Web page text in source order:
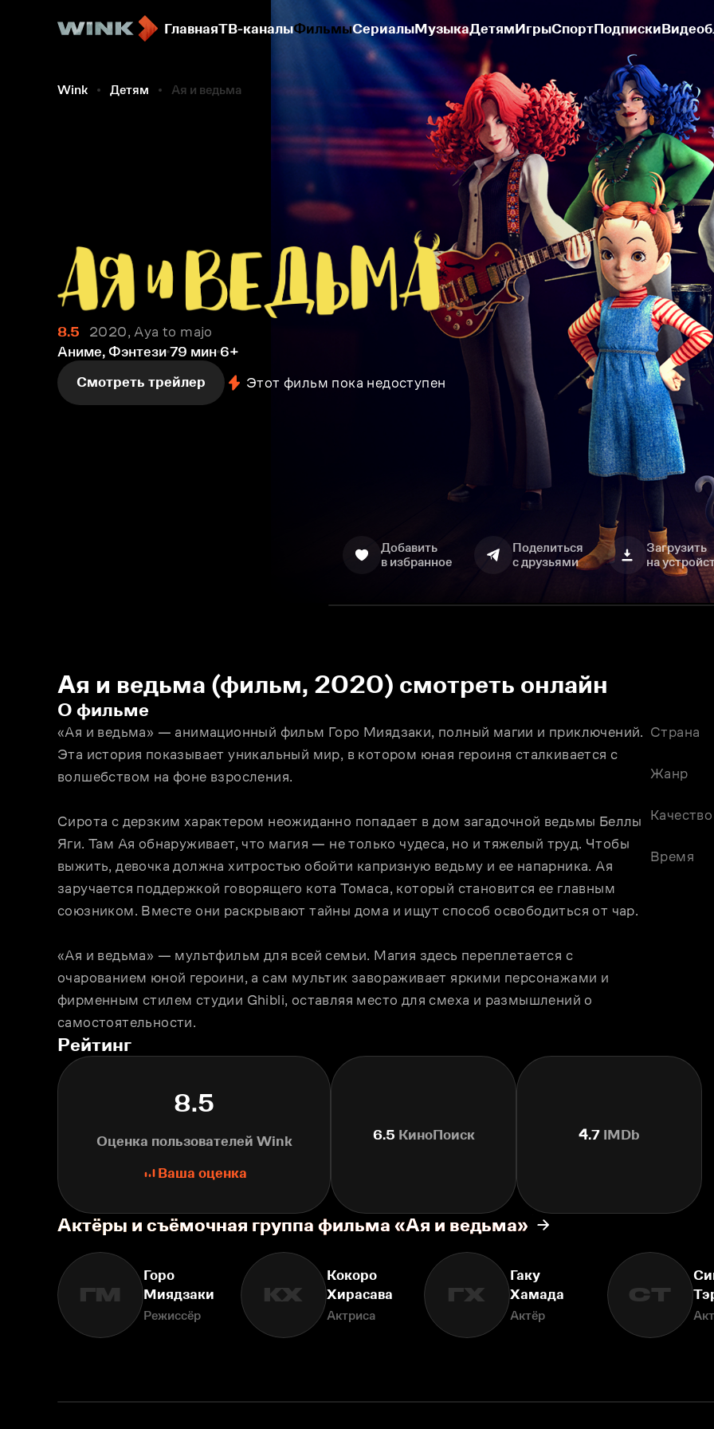
ГлавнаяТВ-каналыФильмыСериалыМузыкаДетямИгрыСпортПодписки
Wink Детям Ая и ведьма
8.5
2020, Aya to majo
Аниме, Фэнтези 79 мин 6+
Смотреть трейлер
Этот фильм пока недоступен
Добавить
в избранное
Поделиться
с друзьями
Загрузить
на
Ая и ведьма (фильм, 2020) смотреть онлайн
О фильме
«Ая и ведьма» — анимационный фильм Горо Миядзаки, полный магии и приключений.
Эта история показывает уникальный мир, в котором юная героиня сталкивается с
волшебством на фоне взросления.
Сирота с дерзким характером неожиданно попадает в дом загадочной ведьмы Беллы
Яги. Там Ая обнаруживает, что магия — не только чудеса, но и тяжелый труд. Чтобы
выжить, девочка должна хитростью обойти капризную ведьму и ее напарника. Ая
заручается поддержкой говорящего кота Томаса, который становится ее главным
союзником. Вместе они раскрывают тайны дома и ищут способ освободиться от чар.
«Ая и ведьма» — мультфильм для всей семьи. Магия здесь переплетается с
очарованием юной героини, а сам мультик завораживает яркими персонажами и
фирменным стилем студии Ghibli, оставляя место для смеха и размышлений о
самостоятельности.
Страна
Жанр
Качество
Время
Рейтинг
8.5
Оценка пользователей Wink
Ваша оценка
6.5 КиноПоиск 4.7IMDb
Актёры и съёмочная группа фильма «Ая и ведьма»
ГМ
Горо
Миядзаки
Режиссёр
КХ
Кокоро
Хирасава
Актриса
ГХ
Гаку
Хамада
Актёр
СТ